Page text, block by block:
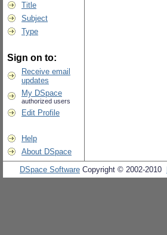
Title
Subject
Type
Sign on to:
Receive email
updates
My DSpace
authorized users
Edit Profile
Help
About DSpace
DSpace Software Copyright © 2002-2010